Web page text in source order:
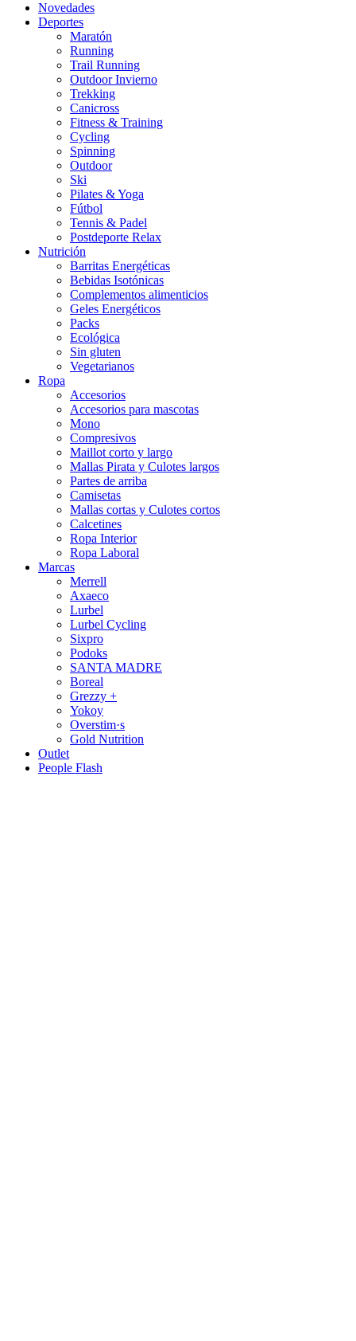
Novedades
Deportes
Maratón
Running
Trail Running
Outdoor Invierno
Trekking
Canicross
Fitness & Training
Cycling
Spinning
Outdoor
Ski
Pilates & Yoga
Fútbol
Tennis & Padel
Postdeporte Relax
Nutrición
Barritas Energéticas
Bebidas Isotónicas
Complementos alimenticios
Geles Energéticos
Packs
Ecológica
Sin gluten
Vegetarianos
Ropa
Accesorios
Accesorios para mascotas
Mono
Compresivos
Maillot corto y largo
Mallas Pirata y Culotes largos
Partes de arriba
Camisetas
Mallas cortas y Culotes cortos
Calcetines
Ropa Interior
Ropa Laboral
Marcas
Merrell
Axaeco
Lurbel
Lurbel Cycling
Sixpro
Podoks
SANTA MADRE
Boreal
Grezzy +
Yokoy
Overstim·s
Gold Nutrition
Outlet
People Flash